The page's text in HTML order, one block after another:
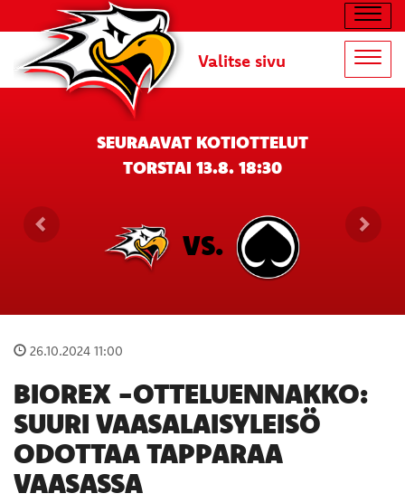
Valitse sivu
SEURAAVAT KOTIOTTELUT
TORSTAI 13.8. 18:30
VS.
26.10.2024 11:00
BIOREX -OTTELUENNAKKO:
SUURI VAASALAISYLEISÖ
ODOTTAA TAPPARAA
VAASASSA